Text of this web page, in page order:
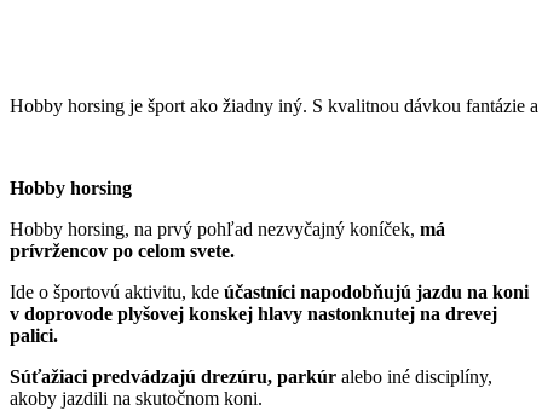
Hobby horsing je šport ako žiadny iný. S kvalitnou dávkou fantázie
Hobby horsing
Hobby horsing, na prvý pohľad nezvyčajný koníček, má
prívržencov po celom svete.
Ide o športovú aktivitu, kde účastníci napodobňujú jazdu na koni
v doprovode plyšovej konskej hlavy nastonknutej na drevej
palici.
Súťažiaci predvádzajú drezúru, parkúr alebo iné disciplíny,
akoby jazdili na skutočnom koni.